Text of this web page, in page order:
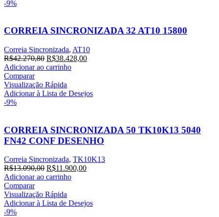
-9%
CORREIA SINCRONIZADA 32 AT10 15800
Correia Sincronizada, AT10
R$42.270,80 O
preço
era:
R$42.270,80.
R$38.428,00O
R$38.428,00.
Adicionar ao carrinho
Comparar
Visualização Rápida
Adicionar à Lista de Desejos
-9%
CORREIA SINCRONIZADA 50 TK10K13 5040
FN42 CONF DESENHO
Correia Sincronizada, TK10K13
R$13.090,00 O
preço
era:
R$13.090,00.
R$11.900,00O
R$11.900,00.
Adicionar ao carrinho
Comparar
Visualização Rápida
Adicionar à Lista de Desejos
-9%